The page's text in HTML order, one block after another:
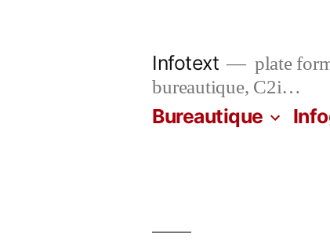
Infotext
plate
bureautique, C2i…
Bureautique